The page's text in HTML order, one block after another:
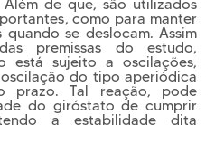
de que, são utilizados
como para manter
se deslocam. Assim
premissas do estudo,
está sujeito a oscilações,
do tipo aperiódica
prazo. Tal reação, pode
do giróstato de cumprir
a estabilidade dita